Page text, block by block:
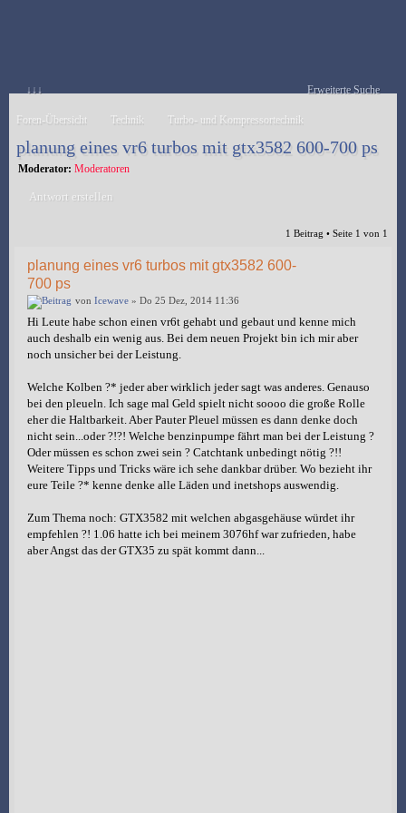
↓↓↓ Erweiterte Suche
Foren-Übersicht Technik Turbo- und Kompressortechnik
planung eines vr6 turbos mit gtx3582 600-700 ps
Moderator: Moderatoren
Antwort erstellen
1 Beitrag • Seite 1 von 1
planung eines vr6 turbos mit gtx3582 600-
700 ps
von Icewave » Do 25 Dez, 2014 11:36
Hi Leute habe schon einen vr6t gehabt und gebaut und kenne mich
auch deshalb ein wenig aus. Bei dem neuen Projekt bin ich mir aber
noch unsicher bei der Leistung.
Welche Kolben ?* jeder aber wirklich jeder sagt was anderes. Genauso
bei den pleueln. Ich sage mal Geld spielt nicht soooo die große Rolle
eher die Haltbarkeit. Aber Pauter Pleuel müssen es dann denke doch
nicht sein...oder ?!?! Welche benzinpumpe fährt man bei der Leistung ?
Oder müssen es schon zwei sein ? Catchtank unbedingt nötig ?!!
Weitere Tipps und Tricks wäre ich sehe dankbar drüber. Wo bezieht ihr
eure Teile ?* kenne denke alle Läden und inetshops auswendig.
Zum Thema noch: GTX3582 mit welchen abgasgehäuse würdet ihr
empfehlen ?! 1.06 hatte ich bei meinem 3076hf war zufrieden, habe
aber Angst das der GTX35 zu spät kommt dann...